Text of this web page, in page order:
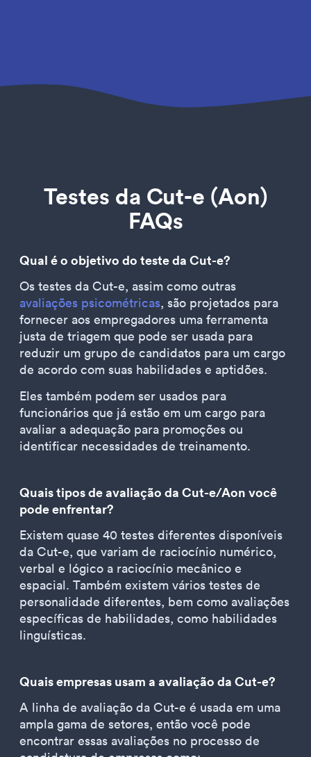
Testes da Cut-e (Aon)
FAQs
Qual é o objetivo do teste da Cut-e?
Os testes da Cut-e, assim como outras
avaliações psicométricas, são projetados para
fornecer aos empregadores uma ferramenta
justa de triagem que pode ser usada para
reduzir um grupo de candidatos para um cargo
de acordo com suas habilidades e aptidões.
Eles também podem ser usados para
funcionários que já estão em um cargo para
avaliar a adequação para promoções ou
identificar necessidades de treinamento.
Quais tipos de avaliação da Cut-e/Aon você
pode enfrentar?
Existem quase 40 testes diferentes disponíveis
da Cut-e, que variam de raciocínio numérico,
verbal e lógico a raciocínio mecânico e
espacial. Também existem vários testes de
personalidade diferentes, bem como avaliações
específicas de habilidades, como habilidades
linguísticas.
Quais empresas usam a avaliação da Cut-e?
A linha de avaliação da Cut-e é usada em uma
ampla gama de setores, então você pode
encontrar essas avaliações no processo de